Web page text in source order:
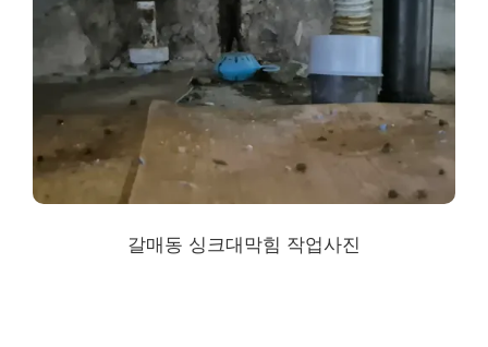
갈매동 싱크대막힘 작업사진